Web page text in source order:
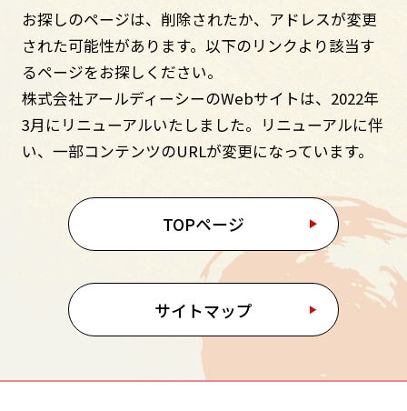
お探しのページは、削除されたか、アドレスが変更
された可能性があります。 以下のリンクより該当す
るページをお探しください。
株式会社アールディーシーのWebサイトは、2022年
3月にリニューアルいたしました。 リニューアルに伴
い、一部コンテンツのURLが変更になっています。
TOPページ
サイトマップ